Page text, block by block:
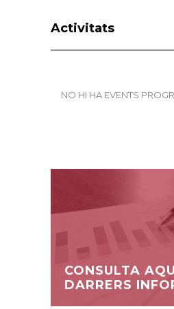
Activitats
NO HI HA EVENTS
CONSULTA
DARRERS